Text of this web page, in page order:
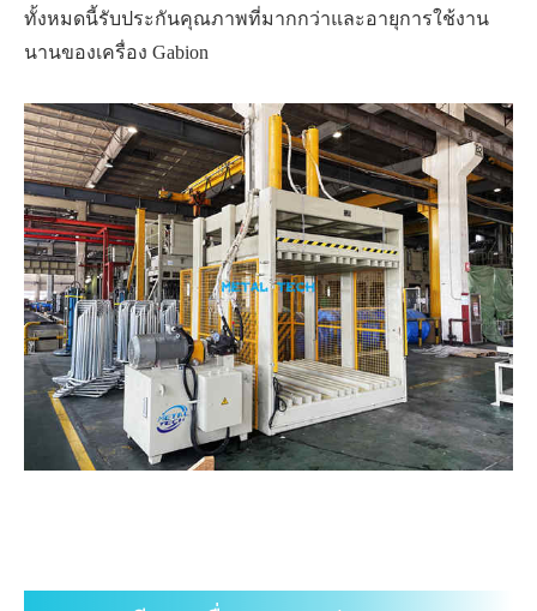
ทั้งหมดนี้รับประกันคุณภาพที่มากกว่าและอายุการใช้งาน
นานของเครื่อง Gabion